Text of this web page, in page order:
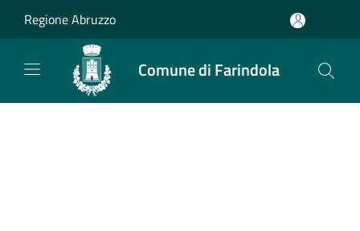
Regione Abruzzo
Comune di Farindola